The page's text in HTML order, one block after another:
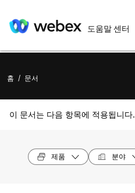
도움말 센터
홈 / 문서
이 문서는 다음 항목에 적용됩니다.
제품 분야